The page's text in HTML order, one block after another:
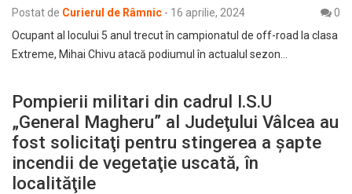
Postat de Curierul de Râmnic - 16 aprilie, 2024
0
Ocupant al locului 5 anul trecut în campionatul de off-road la clasa
Extreme, Mihai Chivu atacă podiumul în actualul sezon…
Pompierii militari din cadrul I.S.U
„General Magheru” al Judeţului Vâlcea au
fost solicitaţi pentru stingerea a șapte
incendii de vegetaţie uscată, în
localităţile